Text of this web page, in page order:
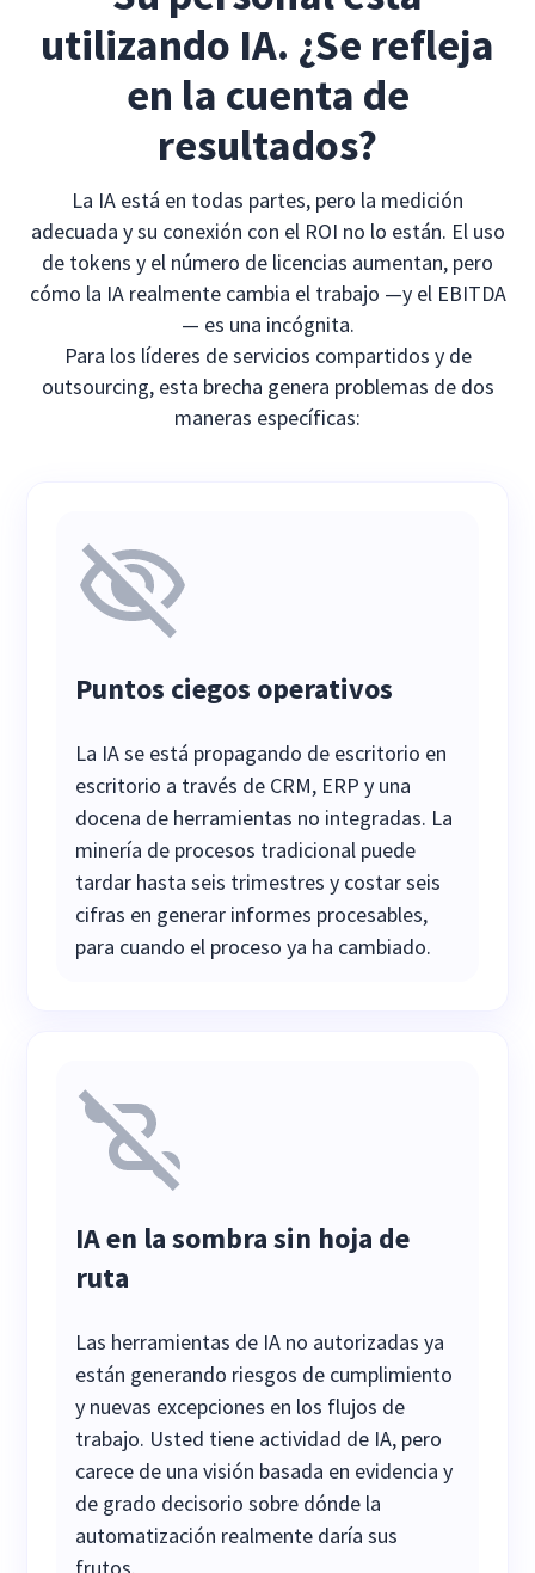
utilizando IA. ¿Se refleja
en la cuenta de
resultados?
La IA está en todas partes, pero la medición
adecuada y su conexión con el ROI no lo están. El uso
de tokens y el número de licencias aumentan, pero
cómo la IA realmente cambia el trabajo —y el EBITDA
— es una incógnita.
Para los líderes de servicios compartidos y de
outsourcing, esta brecha genera problemas de dos
maneras específicas:
Puntos ciegos operativos
La IA se está propagando de escritorio en
escritorio a través de CRM, ERP y una
docena de herramientas no integradas. La
minería de procesos tradicional puede
tardar hasta seis trimestres y costar seis
cifras en generar informes procesables,
para cuando el proceso ya ha cambiado.
IA en la sombra sin hoja de
ruta
Las herramientas de IA no autorizadas ya
están generando riesgos de cumplimiento
y nuevas excepciones en los flujos de
trabajo. Usted tiene actividad de IA, pero
carece de una visión basada en evidencia y
de grado decisorio sobre dónde la
automatización realmente daría sus